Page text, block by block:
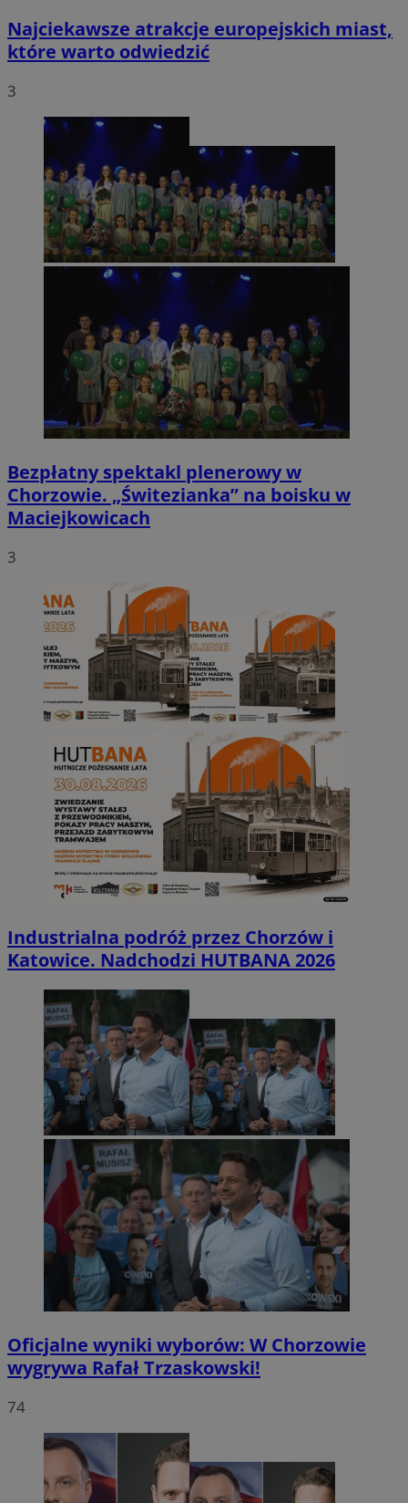
Najciekawsze atrakcje europejskich miast,
które warto odwiedzić
3
Bezpłatny spektakl plenerowy w
Chorzowie. „Świtezianka” na boisku w
Maciejkowicach
3
Industrialna podróż przez Chorzów i
Katowice. Nadchodzi HUTBANA 2026
Oficjalne wyniki wyborów: W Chorzowie
wygrywa Rafał Trzaskowski!
74